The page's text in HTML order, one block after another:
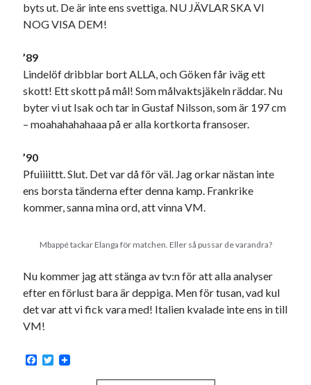
byts ut. De är inte ens svettiga. NU JÄVLAR SKA VI
NOG VISA DEM!
’89
Lindelöf dribblar bort ALLA, och Göken får iväg ett
skott! Ett skott på mål! Som målvaktsjäkeln räddar. Nu
byter vi ut Isak och tar in Gustaf Nilsson, som är 197 cm
– moahahahahaaa på er alla kortkorta fransoser.
’90
Pfuiiiittt. Slut. Det var då för väl. Jag orkar nästan inte
ens borsta tänderna efter denna kamp. Frankrike
kommer, sanna mina ord, att vinna VM.
Mbappé tackar Elanga för matchen. Eller så pussar de varandra?
Nu kommer jag att stänga av tv:n för att alla analyser
efter en förlust bara är deppiga. Men för tusan, vad kul
det var att vi fick vara med! Italien kvalade inte ens in till
VM!
F
T